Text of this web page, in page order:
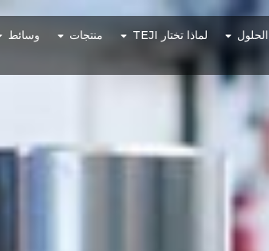
الحلول لماذا تختار TEJI منتجات وسائط